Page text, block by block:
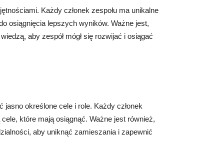
Każdy członek zespołu ma unikalne
osiągnięcia lepszych wyników. Ważne jest,
aby zespół mógł się rozwijać i osiągać
określone cele i role. Każdy członek
które mają osiągnąć. Ważne jest również,
aby uniknąć zamieszania i zapewnić